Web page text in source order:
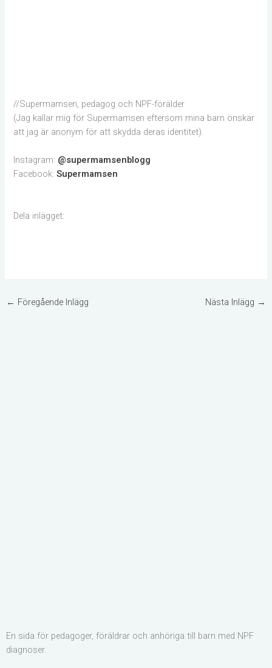
//Supermamsen, pedagog och NPF-förälder
(Jag kallar mig för Supermamsen eftersom mina barn önskar
att jag är anonym för att skydda deras identitet).
Instagram: @supermamsenblogg
Facebook:Supermamsen
Dela inlägget:
← Föregående Inlägg Nästa Inlägg →
En sida för pedagoger, föräldrar och anhöriga till barn med NPF
diagnoser.